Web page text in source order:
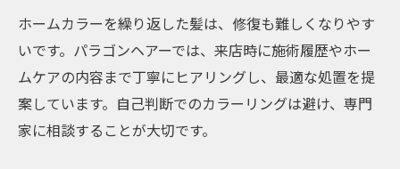
ホームカラーを繰り返した髪は、修復も難しくなりやす
いです。パラゴンヘアーでは、来店時に施術履歴やホー
ムケアの内容まで丁寧にヒアリングし、最適な処置を提
案しています。自己判断でのカラーリングは避け、専門
家に相談することが大切です。